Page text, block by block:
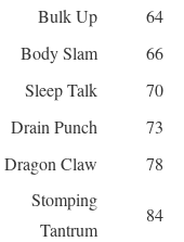
64
Bulk Up
66
Body Slam
70
Sleep Talk
73
Drain Punch
78
Dragon Claw
84
Stomping
Tantrum